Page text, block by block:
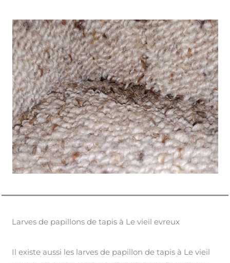
Larves de papillons de tapis à Le vieil evreux
Il existe aussi les larves de papillon de tapis à Le vieil